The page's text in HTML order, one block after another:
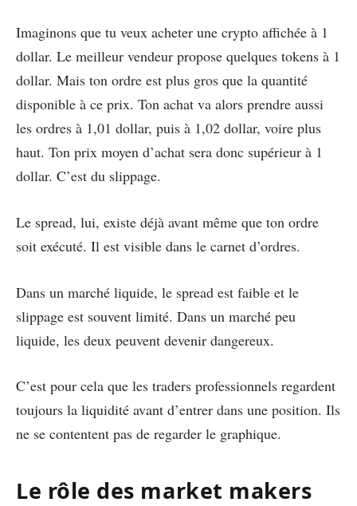
Imaginons que tu veux acheter une crypto affichée à 1
dollar. Le meilleur vendeur propose quelques tokens à 1
dollar. Mais ton ordre est plus gros que la quantité
disponible à ce prix. Ton achat va alors prendre aussi
les ordres à 1,01 dollar, puis à 1,02 dollar, voire plus
haut. Ton prix moyen d’achat sera donc supérieur à 1
dollar. C’est du slippage.
Le spread, lui, existe déjà avant même que ton ordre
soit exécuté. Il est visible dans le carnet d’ordres.
Dans un marché liquide, le spread est faible et le
slippage est souvent limité. Dans un marché peu
liquide, les deux peuvent devenir dangereux.
C’est pour cela que les traders professionnels regardent
toujours la liquidité avant d’entrer dans une position. Ils
ne se contentent pas de regarder le graphique.
Le rôle des market makers